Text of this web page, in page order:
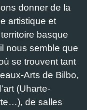
donner de la
artistique et
basque
nous semble que
se trouvent tant
Arts de Bilbo,
(Uharte-
de salles